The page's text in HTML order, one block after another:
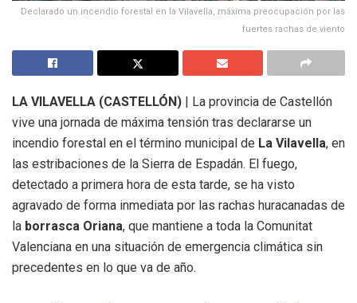
Declarado un incendio forestal en la Vilavella, máxima preocupación por las
fuertes rachas de viento
LA VILAVELLA (CASTELLÓN) | La provincia de Castellón
vive una jornada de máxima tensión tras declararse un
incendio forestal en el término municipal de La Vilavella, en
las estribaciones de la Sierra de Espadán. El fuego,
detectado a primera hora de esta tarde, se ha visto
agravado de forma inmediata por las rachas huracanadas de
la borrasca Oriana, que mantiene a toda la Comunitat
Valenciana en una situación de emergencia climática sin
precedentes en lo que va de año.